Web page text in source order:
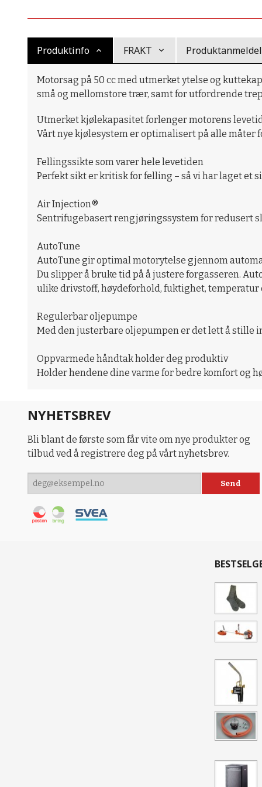
Produktinfo FRAKT
Motorsag på 50 cc med utmerket ytelse og
små og mellomstore trær, samt for utfordrende
Utmerket kjølekapasitet forlenger motorens
Vårt nye kjølesystem er optimalisert på alle måter
Fellingssikte som varer hele levetiden
Perfekt sikt er kritisk for felling – så vi har laget et
Air Injection®
Sentrifugebasert rengjøringssystem for redusert
AutoTune
AutoTune gir optimal motorytelse gjennom
Du slipper å bruke tid på å justere forgasseren.
ulike drivstoff, høydeforhold, fuktighet,
Regulerbar oljepumpe
Med den justerbare oljepumpen er det lett å stille
Oppvarmede håndtak holder deg produktiv
Holder hendene dine varme for bedre komfort og
NYHETSBREV
Bli blant de første som får vite om nye produkter og
tilbud ved å registrere deg på vårt nyhetsbrev.